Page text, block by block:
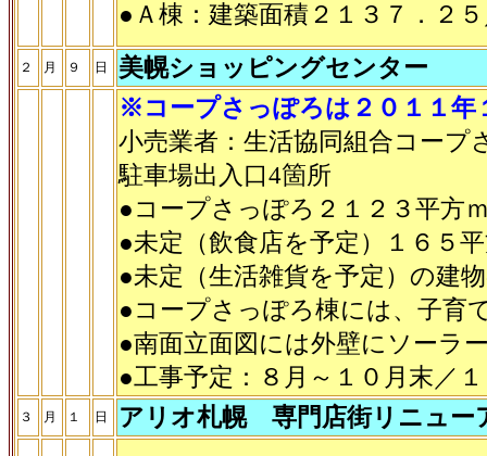
●Ａ棟：建築面積２１３７．２
２ 月 ９ 日
美幌ショッピングセンター
※コープさっぽろは２０１１年
小売業者：生活協同組合コープ
駐車場出入口4箇所
●コープさっぽろ２１２３平方
●未定（飲食店を予定）１６５
●未定（生活雑貨を予定）の建
●コープさっぽろ棟には、子育
●南面立面図には外壁にソーラ
●工事予定：８月～１０月末／
３ 月 １ 日
アリオ札幌 専門店街リニュー